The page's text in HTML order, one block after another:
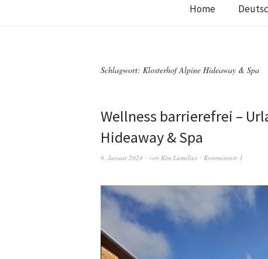
Home
Schlagwort: Klosterhof Alpine Hideaway & Spa
Wellness barrierefrei –
Hideaway & Spa
9. Januar 2024 von Kim Lumelius Kommentare 1